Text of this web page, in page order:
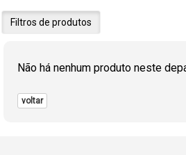
Filtros de produtos
Não há nenhum produto neste
voltar